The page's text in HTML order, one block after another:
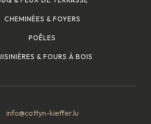
CHEMINÉES & FOYERS
POÊLES
& FOURS À BOIS
info@cottyn-kieffer.lu